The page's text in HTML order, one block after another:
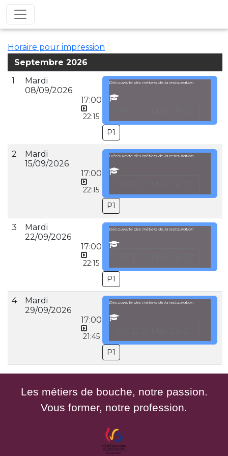
Horaire pour impression
Septembre 2026
1
Mardi
08/09/2026
17:00
22:15
Découverte des métiers de la restauration
P1
2
Mardi
15/09/2026
17:00
22:15
Découverte des métiers de la restauration
P1
3
Mardi
22/09/2026
17:00
22:15
Découverte des métiers de la restauration
P1
4
Mardi
29/09/2026
17:00
21:45
Découverte des métiers de la restauration
P1
Les métiers de bouche, notre passion.
Vous former, notre profession.